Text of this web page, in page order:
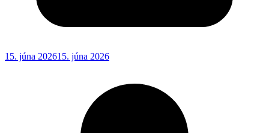
15. júna 202615. júna 2026